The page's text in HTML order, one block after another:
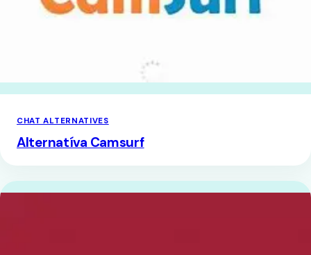
CHAT ALTERNATIVES
Alternatíva Camsurf